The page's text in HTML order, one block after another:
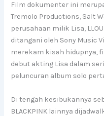
Film dokumenter ini
Tremolo Productions, Salt
perusahaan milik Lisa,
ditangani oleh Sony Music
merekam kisah hidupnya,
debut akting Lisa dalam
peluncuran album solo
Di tengah kesibukannya
BLACKPINK lainnya